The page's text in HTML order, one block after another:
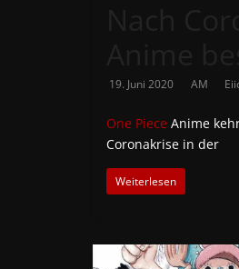
Japan
Deutschland
19. Juni 2020 AM
One Piece Anime
Coronakrise in der
Weiterlesen